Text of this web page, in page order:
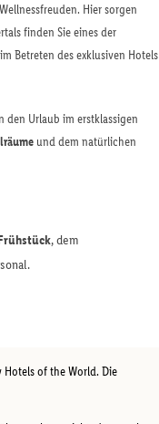
Hier sorgen
finden Sie eines der
Betreten des exklusiven Hotels
den Urlaub im erstklassigen
und dem natürlichen
, dem
Hotels of the World. Die